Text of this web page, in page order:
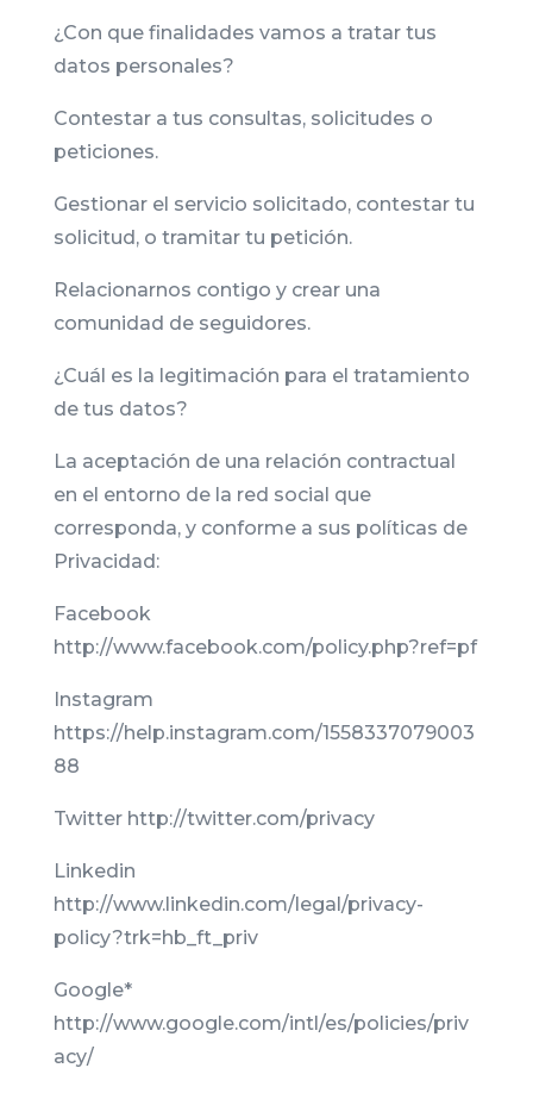
¿Con que finalidades vamos a tratar tus
datos personales?
Contestar a tus consultas, solicitudes o
peticiones.
Gestionar el servicio solicitado, contestar tu
solicitud, o tramitar tu petición.
Relacionarnos contigo y crear una
comunidad de seguidores.
¿Cuál es la legitimación para el tratamiento
de tus datos?
La aceptación de una relación contractual
en el entorno de la red social que
corresponda, y conforme a sus políticas de
Privacidad:
Facebook
http://www.facebook.com/policy.php?ref=pf
Instagram
https://help.instagram.com/1558337079003
88
Twitter http://twitter.com/privacy
Linkedin
http://www.linkedin.com/legal/privacy-
policy?trk=hb_ft_priv
Google*
http://www.google.com/intl/es/policies/priv
acy/